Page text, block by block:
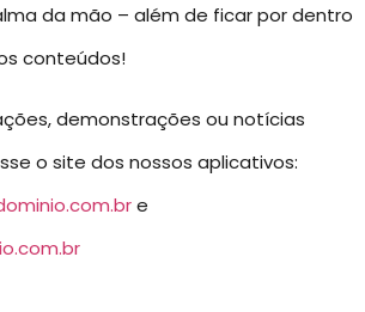
da mão – além de ficar por dentro
conteúdos!
demonstrações ou notícias
o site dos nossos aplicativos:
e